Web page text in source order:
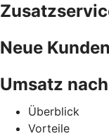
Neue
Umsatz
Überblick
Vorteile